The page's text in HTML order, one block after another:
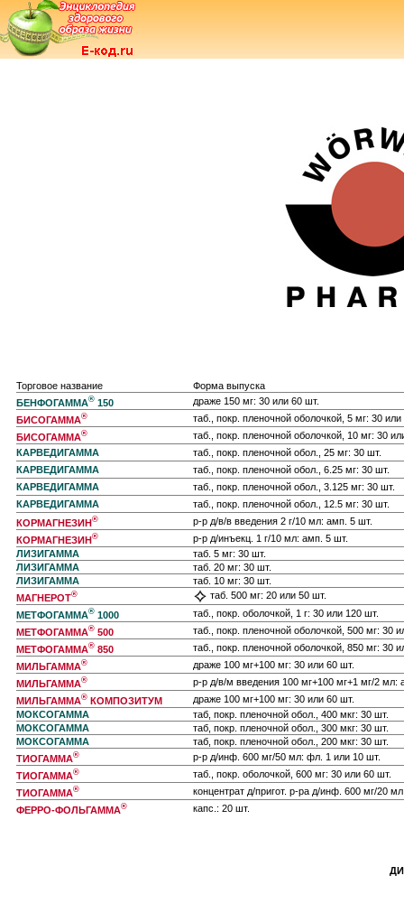
Торговое название
Форма выпуска
БЕНФОГАММА® 150
драже 150 мг: 30 или 60 шт.
БИСОГАММА®
таб., покр. пленочной оболочкой, 5 мг: 30
БИСОГАММА®
таб., покр. пленочной оболочкой, 10 мг: 30
КАРВЕДИГАММА
таб., покр. пленочной обол., 25 мг: 30 шт.
КАРВЕДИГАММА
таб., покр. пленочной обол., 6.25 мг: 30 шт.
КАРВЕДИГАММА
таб., покр. пленочной обол., 3.125 мг: 30 шт.
КАРВЕДИГАММА
таб., покр. пленочной обол., 12.5 мг: 30 шт.
КОРМАГНЕЗИН®
р-р д/в/в введения 2 г/10 мл: амп. 5 шт.
КОРМАГНЕЗИН®
р-р д/инъекц. 1 г/10 мл: амп. 5 шт.
ЛИЗИГАММА
таб. 5 мг: 30 шт.
ЛИЗИГАММА
таб. 20 мг: 30 шт.
ЛИЗИГАММА
таб. 10 мг: 30 шт.
МАГНЕРОТ®
таб. 500 мг: 20 или 50 шт.
МЕТФОГАММА® 1000
таб., покр. оболочкой, 1 г: 30 или 120 шт.
МЕТФОГАММА® 500
таб., покр. пленочной оболочкой, 500 мг: 30
МЕТФОГАММА® 850
таб., покр. пленочной оболочкой, 850 мг: 30
МИЛЬГАММА®
драже 100 мг+100 мг: 30 или 60 шт.
МИЛЬГАММА®
р-р д/в/м введения 100 мг+100 мг+1 мг/2 мл:
МИЛЬГАММА® КОМПОЗИТУМ
драже 100 мг+100 мг: 30 или 60 шт.
МОКСОГАММА
таб, покр. пленочной обол., 400 мкг: 30 шт.
МОКСОГАММА
таб, покр. пленочной обол., 300 мкг: 30 шт.
МОКСОГАММА
таб, покр. пленочной обол., 200 мкг: 30 шт.
ТИОГАММА®
р-р д/инф. 600 мг/50 мл: фл. 1 или 10 шт.
ТИОГАММА®
таб., покр. оболочкой, 600 мг: 30 или 60 шт.
ТИОГАММА®
концентрат д/пригот. р-ра д/инф. 600 мг/20
ФЕРРО-ФОЛЬГАММА® капс.: 20 шт.